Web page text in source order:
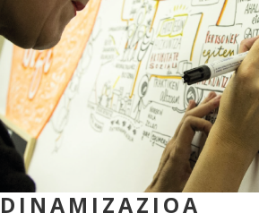
DINAMIZAZIOA